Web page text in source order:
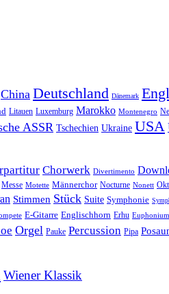
China Deutschland Dänemark
Litauen Luxemburg Marokko Montenegro
ASSR Tschechien Ukraine USA
Chorwerk Divertimento
Messe Motette Männerchor Nocturne Nonett
Stimmen Stück Suite Symphonie
E-Gitarre Englischhorn Erhu Euphonium
Orgel Pauke Percussion Pipa
Wiener Klassik